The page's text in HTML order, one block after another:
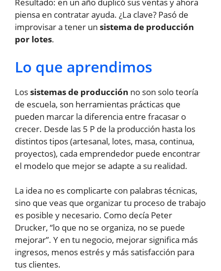
Resultado: en un año duplicó sus ventas y ahora
piensa en contratar ayuda. ¿La clave? Pasó de
improvisar a tener un sistema de producción
por lotes.
Lo que aprendimos
Lossistemas de producción no son solo teoría
de escuela, son herramientas prácticas que
pueden marcar la diferencia entre fracasar o
crecer. Desde las 5 P de la producción hasta los
distintos tipos (artesanal, lotes, masa, continua,
proyectos), cada emprendedor puede encontrar
el modelo que mejor se adapte a su realidad.
La idea no es complicarte con palabras técnicas,
sino que veas que organizar tu proceso de trabajo
es posible y necesario. Como decía Peter
Drucker, “lo que no se organiza, no se puede
mejorar”. Y en tu negocio, mejorar significa más
ingresos, menos estrés y más satisfacción para
tus clientes.